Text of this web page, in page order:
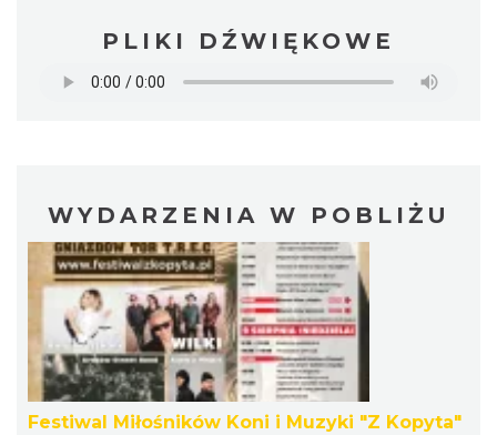
PLIKI DŹWIĘKOWE
WYDARZENIA W POBLIŻU
Festiwal Miłośników Koni i Muzyki "Z Kopyta"